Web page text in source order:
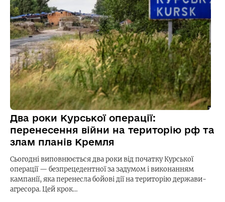
Два роки Курської операції:
перенесення війни на територію рф та
злам планів Кремля
Сьогодні виповнюється два роки від початку Курської
операції — безпрецедентної за задумом і виконанням
кампанії, яка перенесла бойові дії на територію держави-
агресора. Цей крок…